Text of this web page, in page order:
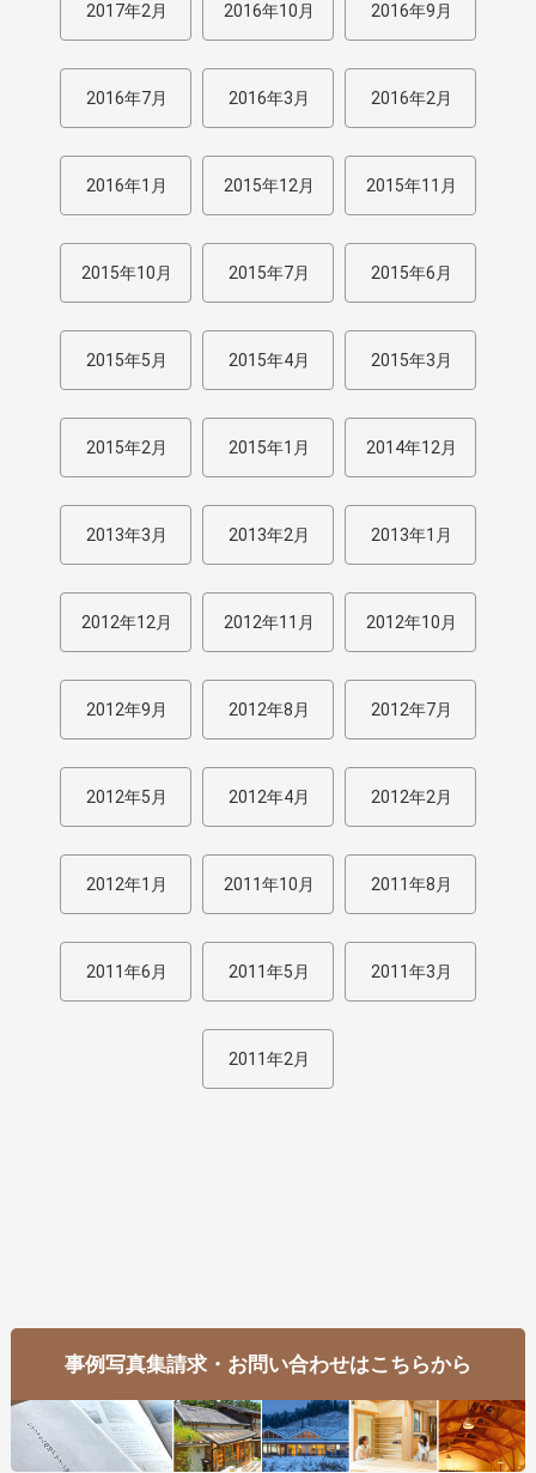
2017年2月 2016年10月 2016年9月
2016年7月 2016年3月 2016年2月
2016年1月 2015年12月 2015年11月
2015年10月 2015年7月 2015年6月
2015年5月 2015年4月 2015年3月
2015年2月 2015年1月 2014年12月
2013年3月 2013年2月 2013年1月
2012年12月 2012年11月 2012年10月
2012年9月 2012年8月 2012年7月
2012年5月 2012年4月 2012年2月
2012年1月 2011年10月 2011年8月
2011年6月 2011年5月 2011年3月
2011年2月
事例写真集請求・お問い合わせはこちらから